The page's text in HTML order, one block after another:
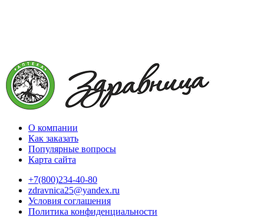
О компании
Как заказать
Популярные вопросы
Карта сайта
+7(800)234-40-80
zdravnica25@yandex.ru
Условия соглашения
Политика конфиденциальности